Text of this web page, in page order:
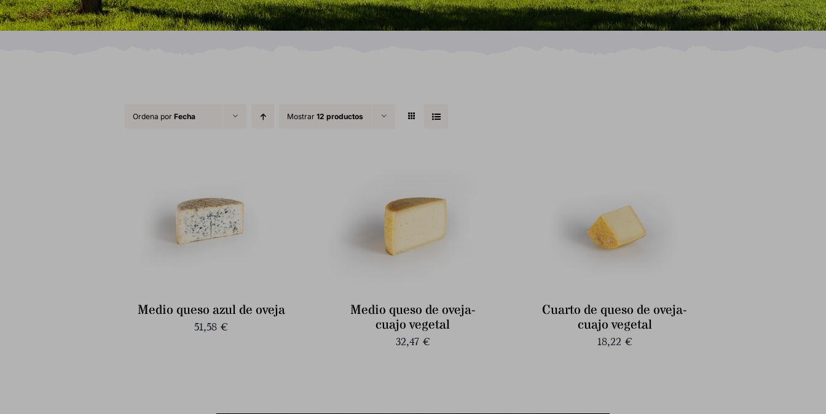
Ordena por Fecha Mostrar 12 productos
Medio queso azul de oveja
51,58€
Medio queso de oveja-
cuajo vegetal
32,47 €
Cuarto de queso de oveja-
cuajo vegetal
18,22 €